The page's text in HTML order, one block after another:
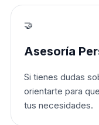
🤝
Asesoría
Si tienes dudas
orientarte para
tus necesidades.